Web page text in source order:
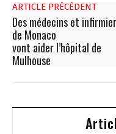
ARTICLE PRÉCÉDENT
Des médecins et
de Monaco
vont aider l’hôpital de
Mulhouse